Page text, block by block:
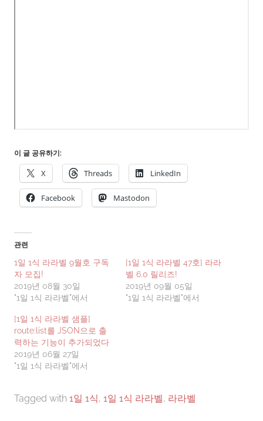
이 글 공유하기:
X Threads LinkedIn
Facebook Mastodon
관련
1일 1식 라라벨 9월호 구독
자 모집!
2019년 08월 30일
"1일 1식 라라벨"에서
[1일 1식 라라벨 47호] 라라
벨 6.0 릴리즈!
2019년 09월 05일
"1일 1식 라라벨"에서
[1일 1식 라라벨 샘플]
route:list를 JSON으로 출
력하는 기능이 추가되었다
2019년 06월 27일
"1일 1식 라라벨"에서
Tagged with 1일 1식, 1일 1식 라라벨, 라라벨